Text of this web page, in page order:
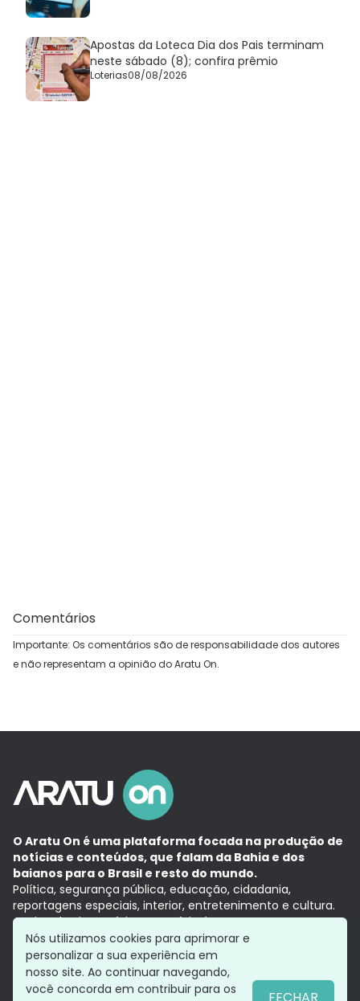
Apostas da Loteca Dia dos Pais terminam
neste sábado (8); confira prêmio
Loterias08/08/2026
Comentários
Importante: Os comentários são de responsabilidade dos autores
e não representam a opinião do Aratu On.
O Aratu On é uma plataforma focada na produção de
notícias e conteúdos, que falam da Bahia e dos
baianos para o Brasil e resto do mundo.
Política, segurança pública, educação, cidadania,
reportagens especiais, interior, entretenimento e cultura.
Aqui, tudo vira notícia e a notícia é no tempo presente,
com a credibilidade do Grupo Aratu.
Grupo Aratu
Política de privacidade
Nós utilizamos cookies para aprimorar e
personalizar a sua experiência em
nosso site. Ao continuar navegando,
você concorda em contribuir para os